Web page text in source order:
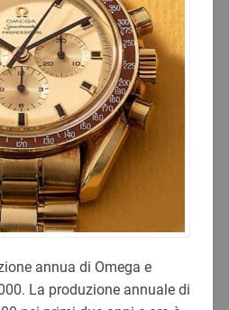
annua di Omega e
La produzione annuale di